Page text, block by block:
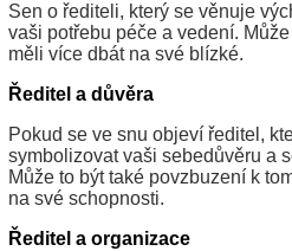
Sen o řediteli, který se věnuje
vaši potřebu péče a vedení.
měli více dbát na své blízké.
Ředitel a důvěra
Pokud se ve snu objeví ředitel,
symbolizovat vaši sebedůvěru a
Může to být také povzbuzení k
na své schopnosti.
Ředitel a organizace